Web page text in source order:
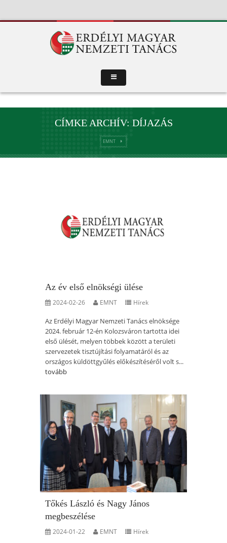
CÍMKE ARCHÍV: DÍJAZÁS
EMNT
Az év első elnökségi ülése
2024-02-26 EMNT Hírek
Az Erdélyi Magyar Nemzeti Tanács elnöksége
2024. február 12-én Kolozsváron tartotta idei
első ülését, melyen többek között a területi
szervezetek tisztújítási folyamatáról és az
országos küldöttgyűlés előkészítéséről volt s...
tovább
Tőkés László és Nagy János
megbeszélése
2024-01-22 EMNT Hírek